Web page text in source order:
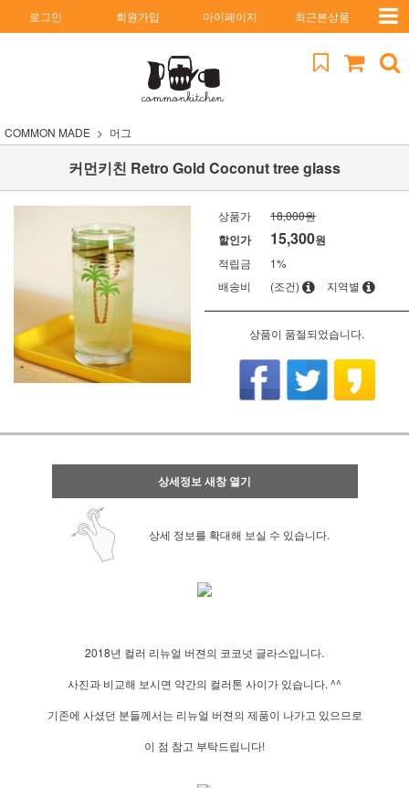
로그인 회원가입 마이페이지 최근본상품
COMMON MADE 머그
커먼키친 Retro Gold Coconut tree glass
상품가 18,000원
할인가 15,300원
적립금
1%
배송비
(조건) 지역별
상품이 품절되었습니다.
상세정보 새창 열기
상세 정보를 확대해 보실 수 있습니다.
2018년 컬러 리뉴얼 버젼의 코코넛 글라스입니다.
사진과 비교해 보시면 약간의 컬러톤 사이가 있습니다. ^^
기존에 사셨던 분들께서는 리뉴얼 버젼의 제품이 나가고 있으므로
이 점 참고 부탁드립니다!